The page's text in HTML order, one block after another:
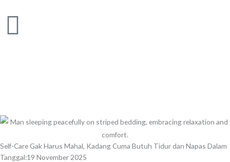
content
Self-Care Gak Harus Mahal, Kadang Cuma Butuh Tidur dan Napas Dalam
Tanggal:19 November 2025